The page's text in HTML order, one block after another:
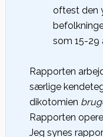
oftest den
som 15-29
Rapporten
særlige
dikotomien
Rapporten
Jeg synes